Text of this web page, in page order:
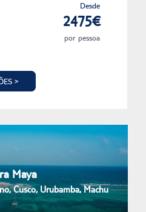
Desde
2475€
por pessoa
>
Maya
Cusco, Urubamba, Machu